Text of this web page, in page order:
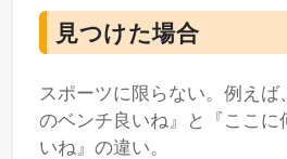
見つけた場合
スポーツに限らない。例えば
のベンチ良いね』と『ここに
いね』の違い。